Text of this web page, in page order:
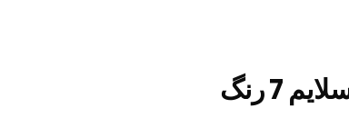
7 رنگ